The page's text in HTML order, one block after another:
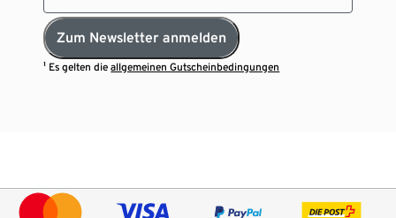
Zum Newsletter anmelden
¹ Es gelten dieallgemeinen Gutscheinbedingungen